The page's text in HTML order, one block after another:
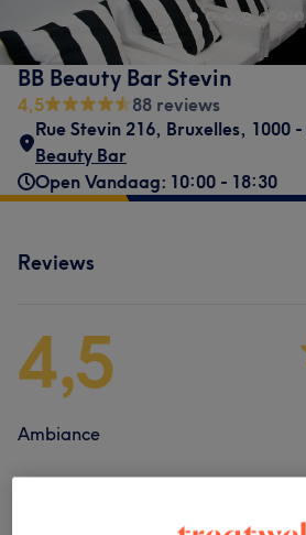
BB Beauty Bar Stevin
4,5
88 reviews
Rue Stevin 216, Bruxelles, 1000 -
Beauty Bar
Open Vandaag: 10:00 - 18:30
Reviews
4,5
Ambiance